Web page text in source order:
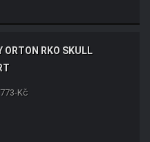
ORTON RKO SKULL
Kč